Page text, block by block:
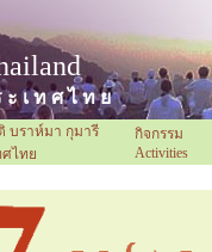
เ ท ศ ไ ท ย
บราห์มา กุมารี
ศไทย
กิจกรรม
Activities